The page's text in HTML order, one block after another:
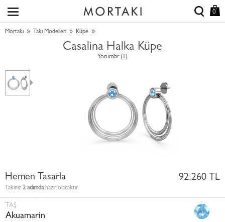
0
Mortakı » Takı Modelleri » Küpe »
Casalina Halka Küpe
Yorumlar (1)
Hemen Tasarla
Takınız 2 adımdahazır olacaktır
92.260 TL
TAŞ
Akuamarin